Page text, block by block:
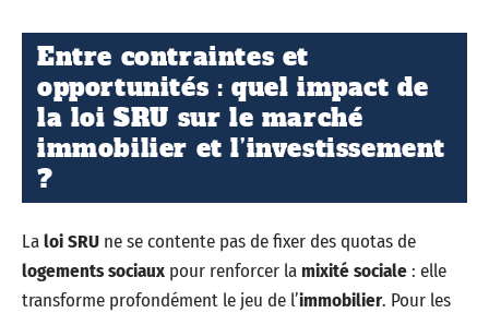
Entre contraintes et
opportunités : quel impact de
la loi SRU sur le marché
immobilier et l’investissement
?
Laloi SRU ne se contente pas de fixer des quotas de
logements sociaux pour renforcer lamixité sociale: elle
transforme profondément le jeu de l’immobilier. Pour les